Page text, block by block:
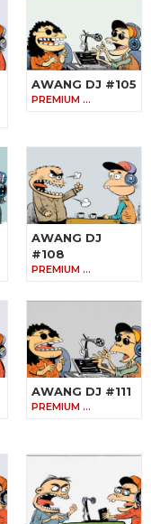
AWANG DJ #105
PREMIUM …
AWANG DJ
#108
PREMIUM …
AWANG DJ #111
PREMIUM …